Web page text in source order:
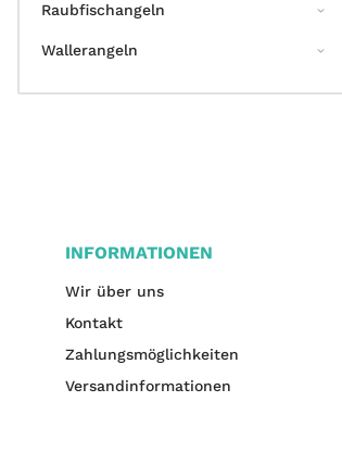
Raubfischangeln
Wallerangeln
INFORMATIONEN
Wir über uns
Kontakt
Zahlungsmöglichkeiten
Versandinformationen